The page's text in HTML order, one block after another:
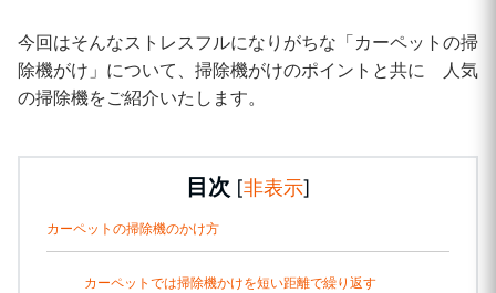
今回はそんなストレスフルになりがちな「カーペットの掃
除機がけ」について、掃除機がけのポイントと共に 人気
の掃除機をご紹介いたします。
目次 [非表示]
カーペットの掃除機のかけ方
カーペットでは掃除機かけを短い距離で繰り返す